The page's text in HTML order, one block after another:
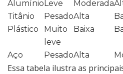
AlumínioLeve Moderada
Titânio
PesadoAlta
Plástico
Muito
leve
Baixa
Aço PesadoAlta
Essa tabela ilustra as